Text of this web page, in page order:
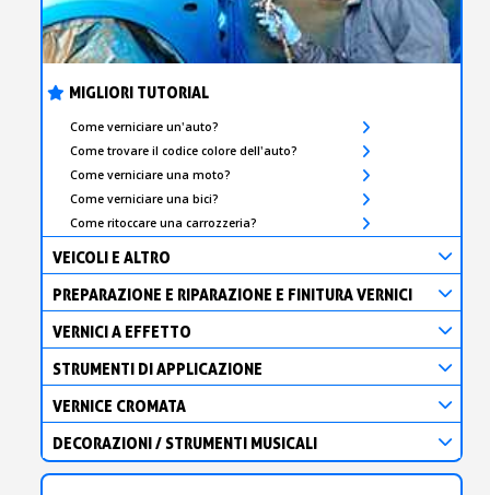
MIGLIORI TUTORIAL
Come verniciare un'auto?
Come trovare il codice colore dell'auto?
Come verniciare una moto?
Come verniciare una bici?
Come ritoccare una carrozzeria?
VEICOLI E ALTRO
PREPARAZIONE E RIPARAZIONE E FINITURA VERNICI
VERNICI A EFFETTO
STRUMENTI DI APPLICAZIONE
VERNICE CROMATA
DECORAZIONI / STRUMENTI MUSICALI